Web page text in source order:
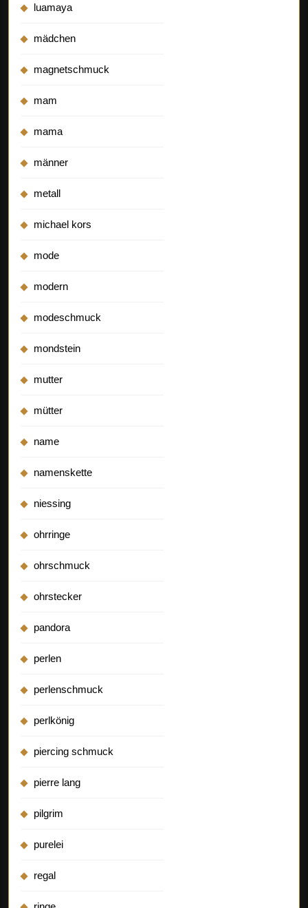
luamaya
mädchen
magnetschmuck
mam
mama
männer
metall
michael kors
mode
modern
modeschmuck
mondstein
mutter
mütter
name
namenskette
niessing
ohrringe
ohrschmuck
ohrstecker
pandora
perlen
perlenschmuck
perlkönig
piercing schmuck
pierre lang
pilgrim
purelei
regal